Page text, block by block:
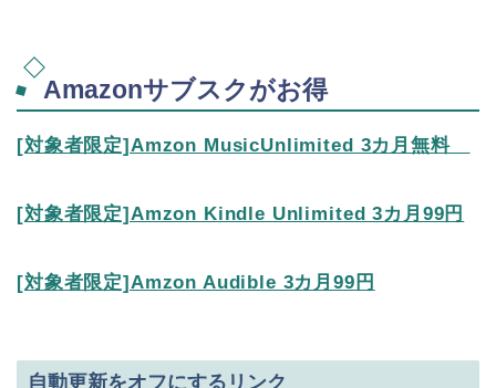
Amazonサブスクがお得
[対象者限定]Amzon MusicUnlimited 3カ月無料
[対象者限定]Amzon Kindle Unlimited 3カ月99円
[対象者限定]Amzon Audible 3カ月99円
自動更新をオフにするリンク